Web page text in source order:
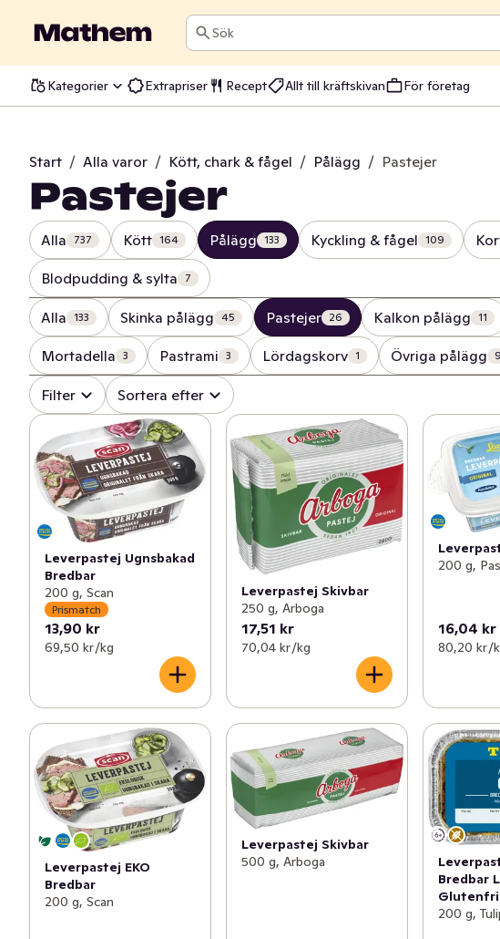
Sök
Kategorier Extrapriser Recept Allt till kräftskivan För företag
Start / Alla varor / Kött, chark & fågel / Pålägg / Pastejer
Pastejer
Alla 737 Kött 164 Pålägg 133 Kyckling & fågel 109
Blodpudding & sylta 7
Alla 133 Skinka pålägg 45 Pastejer 26 Kalkon pålägg 11
Mortadella 3 Pastrami 3 Lördagskorv 1 Övriga pålägg 9
Filter Sortera efter
Leverpastej Ugnsbakad
Bredbar
200 g, Scan
Prismatch
13,90 kr
69,50 kr /kg
Leverpastej Skivbar
250 g, Arboga
17,51 kr
70,04 kr /kg
200 g,
16,04 kr
80,20 kr /
Leverpastej EKO
Bredbar
200 g, Scan
Leverpastej Skivbar
500 g, Arboga
Bredbar
Glutenfri
200 g,